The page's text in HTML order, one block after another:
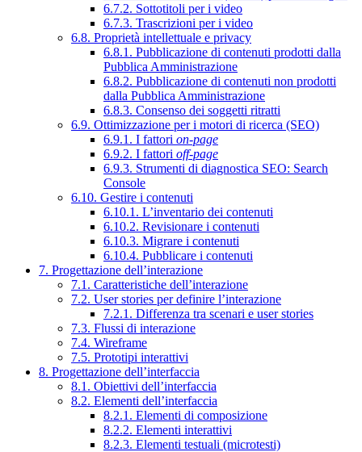
6.7.2. Sottotitoli per i video
6.7.3. Trascrizioni per i video
6.8. Proprietà intellettuale e privacy
6.8.1. Pubblicazione di contenuti prodotti dalla
Pubblica Amministrazione
6.8.2. Pubblicazione di contenuti non prodotti
dalla Pubblica Amministrazione
6.8.3. Consenso dei soggetti ritratti
6.9. Ottimizzazione per i motori di ricerca (SEO)
6.9.1. I fattori on-page
6.9.2. I fattori off-page
6.9.3. Strumenti di diagnostica SEO: Search
Console
6.10. Gestire i contenuti
6.10.1. L’inventario dei contenuti
6.10.2. Revisionare i contenuti
6.10.3. Migrare i contenuti
6.10.4. Pubblicare i contenuti
7. Progettazione dell’interazione
7.1. Caratteristiche dell’interazione
7.2. User stories per definire l’interazione
7.2.1. Differenza tra scenari e user stories
7.3. Flussi di interazione
7.4. Wireframe
7.5. Prototipi interattivi
8. Progettazione dell’interfaccia
8.1. Obiettivi dell’interfaccia
8.2. Elementi dell’interfaccia
8.2.1. Elementi di composizione
8.2.2. Elementi interattivi
8.2.3. Elementi testuali (microtesti)